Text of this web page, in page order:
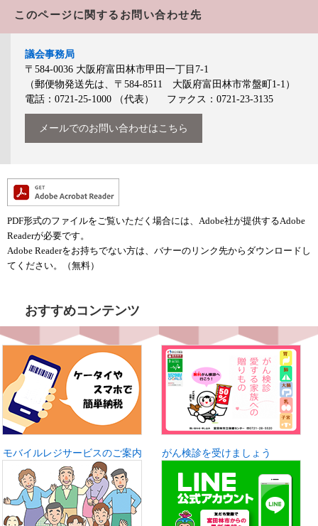
このページに関するお問い合わせ先
議会事務局
〒584-0036 大阪府富田林市甲田一丁目7-1
（郵便物発送先は、〒584-8511 大阪府富田林市常盤町1-1）
電話：0721-25-1000
（代表） ファクス：0721-23-3135
メールでのお問い合わせはこちら
PDF形式のファイルをご覧いただく場合には、Adobe社が提供するAdobe
Readerが必要です。
Adobe Readerをお持ちでない方は、バナーのリンク先からダウンロードし
てください。（無料）
おすすめコンテンツ
モバイルレジサービスのご案内 がん検診を受けましょう